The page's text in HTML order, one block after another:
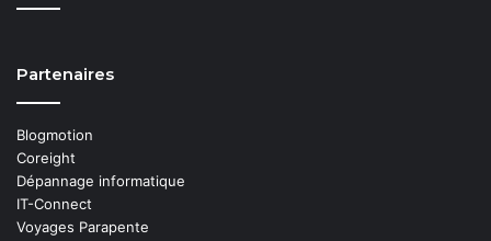
Partenaires
Blogmotion
Coreight
Dépannage informatique
IT-Connect
Voyages Parapente